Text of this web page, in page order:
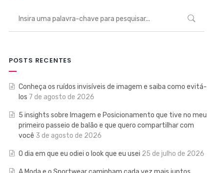
POSTS RECENTES
Conheça os ruídos invisíveis de imagem e saiba como evitá-
los 7 de agosto de 2026
5 insights sobre Imagem e Posicionamento que tive no meu
primeiro passeio de balão e que quero compartilhar com
você 3 de agosto de 2026
O dia em que eu odiei o look que eu usei 25 de julho de 2026